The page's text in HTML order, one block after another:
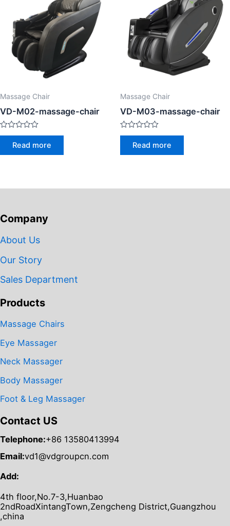
Massage Chair
VD-M02-massage-chair
Rated
of
Read more
Massage Chair
VD-M03-massage-chair
Rated
of
Read more
Company
About Us
Our Story
Sales Department
Products
Massage Chairs
Eye Massager
Neck Massager
Body Massager
Foot & Leg Massager
Contact US
Telephone:+86 13580413994
Email:vd1@vdgroupcn.com
Add:
4th floor,No.7-3,Huanbao
2ndRoadXintangTown,Zengcheng District,Guangzhou
,china